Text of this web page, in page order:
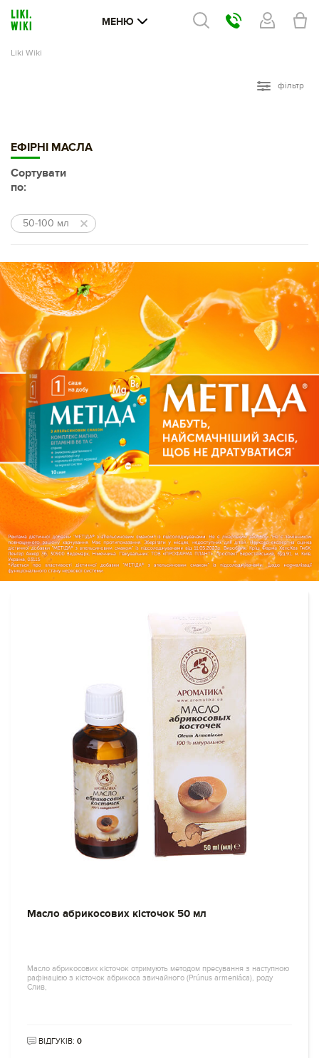
МЕНЮ
Liki Wiki
фільтр
ЕФІРНІ МАСЛА
Сортувати
по:
50-100 мл
Масло абрикосових кісточок 50 мл
Масло абрикосових кісточок отримують методом пресування з наступною
рафінацією з кісточок абрикоса звичайного (Prúnus armeniáca), роду
Слив,
ВІДГУКІВ: 0